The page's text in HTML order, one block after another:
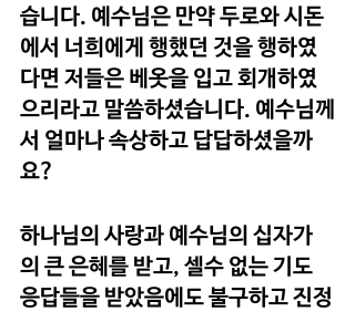
습니다. 예수님은 만약 두로와 시돈
에서 너희에게 행했던 것을 행하였
다면 저들은 베옷을 입고 회개하였
으리라고 말씀하셨습니다. 예수님께
서 얼마나 속상하고 답답하셨을까
요?
하나님의 사랑과 예수님의 십자가
의 큰 은혜를 받고, 셀수 없는 기도
응답들을 받았음에도 불구하고 진정